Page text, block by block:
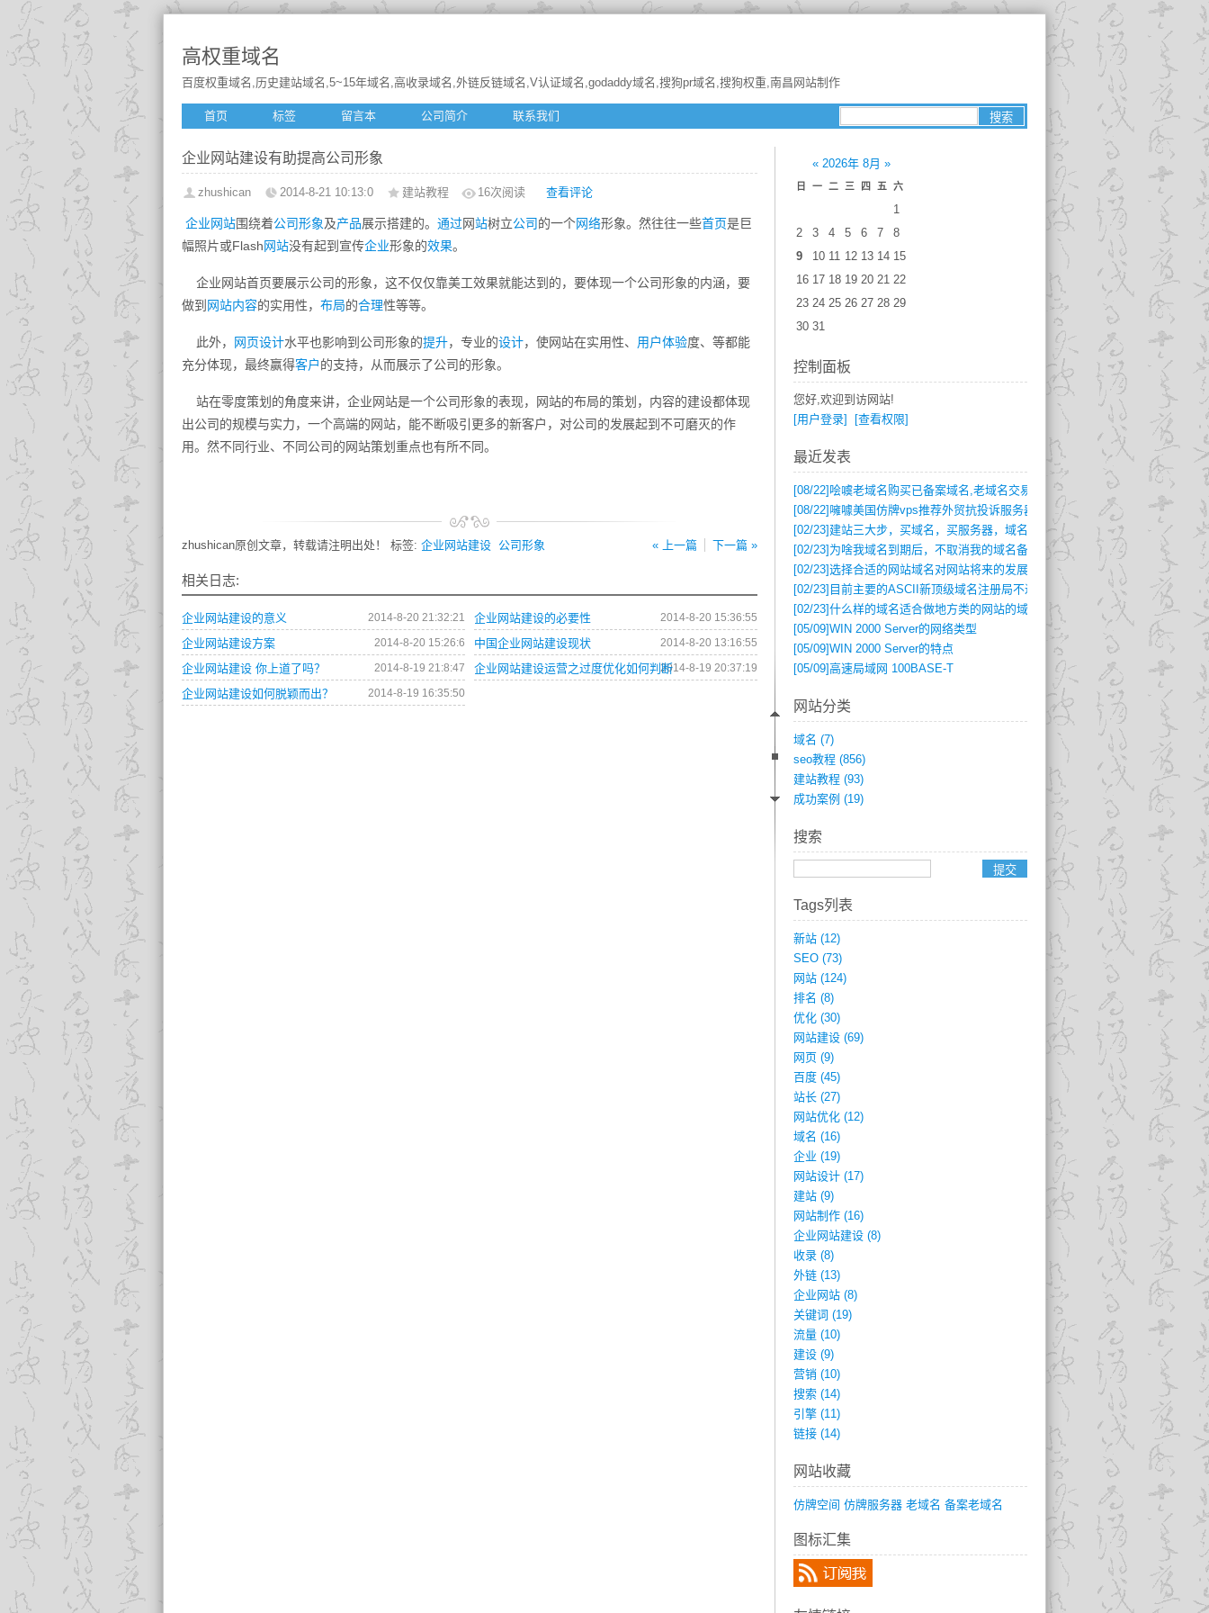
高权重域名
百度权重域名,历史建站域名,5~15年域名,高收录域名,外链反链域名,V认证域名,godaddy域名,搜狗pr域名,搜狗权重,南昌网站制作
首页 标签 留言本 公司简介 联系我们
企业网站建设有助提高公司形象
zhushican 2014-8-21 10:13:0 建站教程 16次阅读 查看评论
企业网站围绕着公司形象及产品展示搭建的。 通过网站树立公司的一个网络形象。然往往一些首页是巨
幅照片或Flash网站没有起到宣传企业形象的效果。
企业网站首页要展示公司的形象，这不仅仅靠美工效果就能达到的，要体现一个公司形象的内涵，要
做到 网站内容的实用性， 布局的合理性等等。
此外， 网页设计水平也影响到公司形象的提升，专业的设计，使网站在实用性、 用户体验度、等都能
充分体现，最终赢得客户的支持，从而展示了公司的形象。
站在零度策划的角度来讲，企业网站是一个公司形象的表现，网站的布局的策划，内容的建设都体现
出公司的规模与实力，一个高端的网站，能不断吸引更多的新客户，对公司的发展起到不可磨灭的作
用。然不同行业、不同公司的网站策划重点也有所不同。
« 上一篇 下一篇 »
zhushican原创文章，转载请注明出处！ 标签: 企业网站建设 公司形象
相关日志:
2014-8-20 21:32:21
企业网站建设的意义 2014-8-20 15:36:55
企业网站建设的必要性
2014-8-20 15:26:6
企业网站建设方案 2014-8-20 13:16:55
中国企业网站建设现状
2014-8-19 21:8:47
企业网站建设 你上道了吗？ 2014-8-19 20:37:19
企业网站建设运营之过度优化如何判断
2014-8-19 16:35:50
企业网站建设如何脱颖而出？
« 2026年 8月 »
日 一 二 三 四 五 六
1
2
3 4 5 6 7
8
9
10 11 12 13 14 15
16 17 18 19 20 21 22
23 24 25 26 27 28 29
30 31
控制面板
您好,欢迎到访网站!
[用户登录]
[查看权限]
最近发表
[08/22] 哙噳老域名购买已备案域名,老域名交易,老域名出售,百度权重域名,高pr
[08/22] 噰噱美国仿牌vps推荐外贸抗投诉服务器仿牌空间主机,国外欧洲荷兰仿
[02/23]建站三大步，买域名，买服务器，域名解析及备案
[02/23] 为啥我域名到期后，不取消我的域名备案呢
[02/23]选择合适的网站域名对网站将来的发展
[02/23] 目前主要的ASCII新顶级域名注册局不过四家
[02/23]什么样的域名适合做地方类的网站的域名呢?
[05/09]WIN 2000 Server的网络类型
[05/09]WIN 2000 Server的特点
[05/09]高速局域网 100BASE-T
网站分类
域名 (7)
seo教程 (856)
建站教程 (93)
成功案例 (19)
搜索
Tags列表
新站 (12)
SEO (73)
网站 (124)
排名 (8)
优化 (30)
网站建设 (69)
网页 (9)
百度 (45)
站长 (27)
网站优化 (12)
域名 (16)
企业 (19)
网站设计 (17)
建站 (9)
网站制作 (16)
企业网站建设 (8)
收录 (8)
外链 (13)
企业网站 (8)
关键词 (19)
流量 (10)
建设 (9)
营销 (10)
搜索 (14)
引擎 (11)
链接 (14)
网站收藏
仿牌空间 仿牌服务器 老域名 备案老域名
图标汇集